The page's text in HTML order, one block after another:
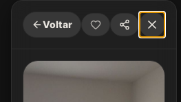
Voltar